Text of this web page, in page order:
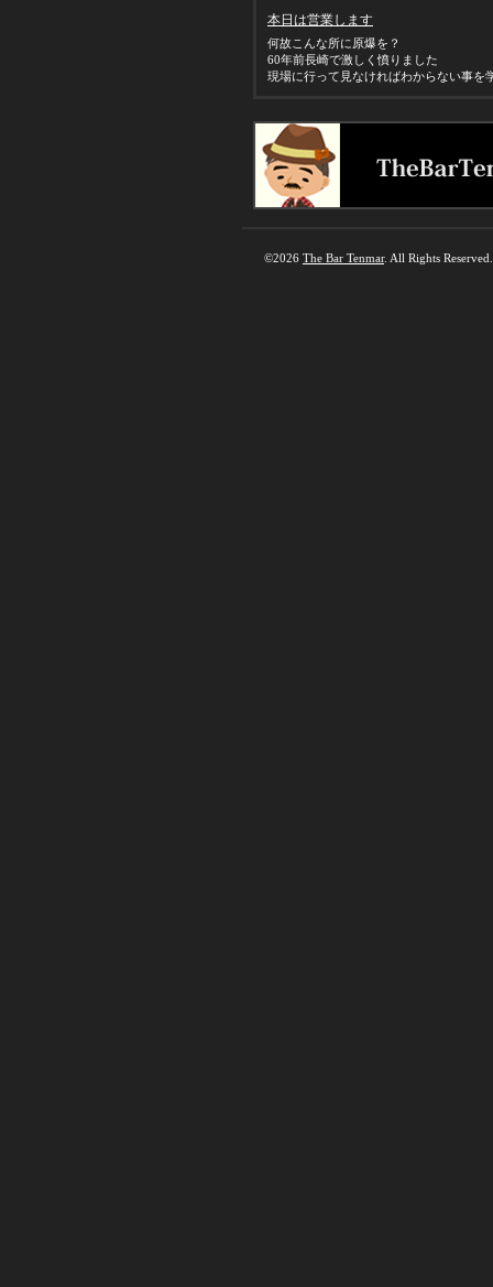
本日は営業します
何故こんな所に原爆を？
60年前長崎で激しく憤りました
現場に行って見なければわからない事を
©2026 The Bar Tenmar. All Rights Reserved.